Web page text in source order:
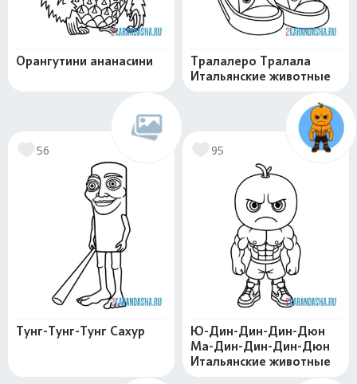
Орангутини ананасини
Тралалеро Тралала
Итальянские животные
56
Тунг-Тунг-Тунг Сахур
95
Ю-Дин-Дин-Дин-Дюн
Ма-Дин-Дин-Дин-Дюн
Итальянские животные